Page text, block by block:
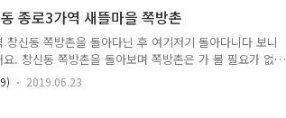
경희대학교 등이 있어요. 이 중 한국외대 근처에 있는 달
국외대 근처에 있는 달동네 말고 다른 달동네가 또 있는지
카카오맵으로 들어가 위성사진을 켰어요. 동대문구는 한때
종로3가역 새뜰마을 쪽방촌
창신동 쪽방촌을 돌아다닌 후 여기저기 돌아다니다 보니
. 창신동 쪽방촌을 돌아보며 쪽방촌은 가 볼 필요가 없다
울 도처에 쪽방촌의 다른 형태인 고시원이 매우 많이 있
머무를 리 없는 곳에, 가뜩이나 방음 하나도 안 되는 고시
2019.06.23